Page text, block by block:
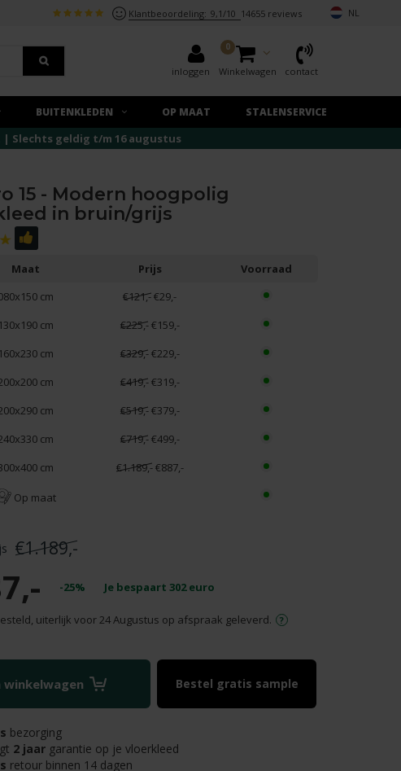
Klantbeoordeling: 9,1/10 14655 reviews NL
inloggen
0
Winkelwagen contact
BUITENKLEDEN OP MAAT STALENSERVICE
Slechts geldig t/m 16 augustus
15 - Modern hoogpolig
in bruin/grijs
Maat Prijs
Voorraad
cm
€121,-€29,-
130x190 cm
€225,-€159,-
160x230 cm
€329,-€229,-
cm
€419,-€319,-
cm
€519,-€379,-
cm
€719,-€499,-
cm
€1.189,-€887,-
Op maat
€1.189,-
-25% Je bespaart 302euro
uiterlijk voor 24 Augustus op afspraak geleverd.
winkelwagen Bestel gratis sample
bezorging
2 jaargarantie op je vloerkleed
retour binnen 14 dagen